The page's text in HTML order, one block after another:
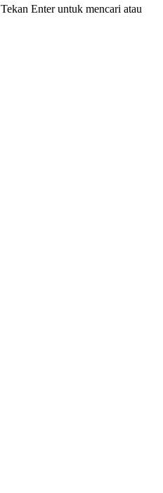
Tekan Enter untuk mencari atau